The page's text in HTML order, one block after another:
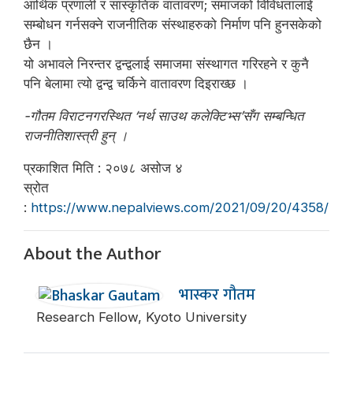
आर्थिक प्रणाली र सांस्कृतिक वातावरण; समाजको विविधतालाई
सम्बोधन गर्नसक्ने राजनीतिक संस्थाहरुको निर्माण पनि हुनसकेको
छैन ।
यो अभावले निरन्तर द्वन्द्वलाई समाजमा संस्थागत गरिरहने र कुनै
पनि बेलामा त्यो द्वन्द्व चर्किने वातावरण दिइराख्छ ।
-गौतम विराटनगरस्थित ‘नर्थ साउथ कलेक्टिभ्स’सँग सम्बन्धित
राजनीतिशास्त्री हुन् ।
प्रकाशित मिति : २०७८ असोज ४
स्रोत
: https://www.nepalviews.com/2021/09/20/4358/
About the Author
भास्कर गौतम
Research Fellow, Kyoto University